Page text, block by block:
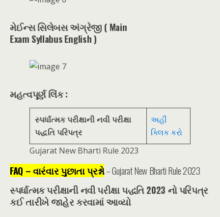
મેઈન્સ સિલેબસ અંગ્રેજી ( Main
Exam SyllabusEnglish )
મહત્વપૂર્ણ લિંક :
સ્પર્ધાત્મક પરીક્ષાની નવી પરીક્ષા
પદ્ધતિપરિપત્ર
અહીં
ક્લિક કરો
Gujarat New Bharti Rule 2023
FAQ – વારંવાર પુછાતા પ્રશ્નો– Gujarat New Bharti Rule 2023
સ્પર્ધાત્મક પરીક્ષાની નવી પરીક્ષા પદ્ધતિ 2023 નો પરિપત્ર
કઈ તારીખે જાહેર કરવામાં આવ્યો